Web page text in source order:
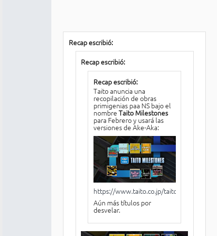
Recap escribió:
Recap escribió:
Recap escribió:
Taito anuncia una
recopilación de obras
primigenias paa NS bajo el
nombre Taito Milestones
para Febrero y usará las
versiones de Ake-Aka:
https://www.taito.co.jp/taitomilestones
Aún más títulos por
desvelar.